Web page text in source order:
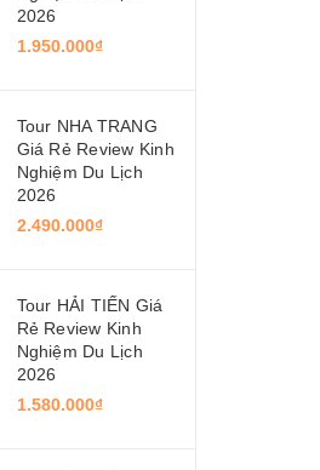
2026
1.950.000₫
Tour NHA TRANG
Giá Rẻ Review Kinh
Nghiệm Du Lịch
2026
2.490.000₫
Tour HẢI TIẾN Giá
Rẻ Review Kinh
Nghiệm Du Lịch
2026
1.580.000₫